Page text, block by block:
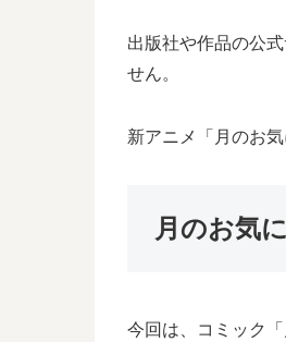
出版社や作品の公
せん。
新アニメ「月のお
月のお気
今回は、コミック